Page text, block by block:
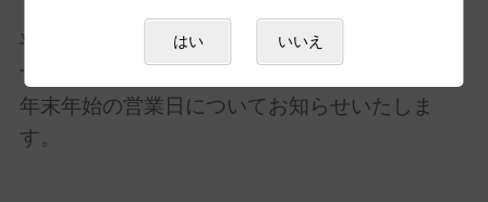
平素は格別のご高配を賜り厚く御礼申し上げま
す。
年末年始の営業日についてお知らせいたしま
す。
はい いいえ